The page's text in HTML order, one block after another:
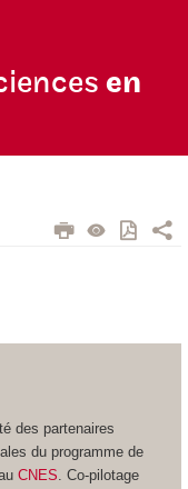
en
des partenaires
du programme de
CNES. Co-pilotage